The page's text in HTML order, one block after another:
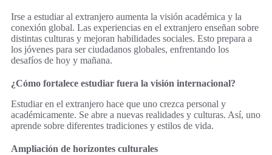
Irse a estudiar al extranjero aumenta la visión académica y la
conexión global. Las experiencias en el extranjero enseñan sobre
distintas culturas y mejoran habilidades sociales. Esto prepara a
los jóvenes para ser ciudadanos globales, enfrentando los
desafíos de hoy y mañana.
¿Cómo fortalece estudiar fuera la visión internacional?
Estudiar en el extranjero hace que uno crezca personal y
académicamente. Se abre a nuevas realidades y culturas. Así, uno
aprende sobre diferentes tradiciones y estilos de vida.
Ampliación de horizontes culturales